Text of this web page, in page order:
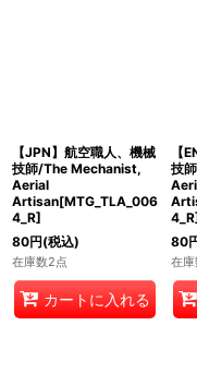
【JPN】航空職人、機械
技師/The Mechanist,
Aerial
Artisan[MTG_TLA_006
4_R]
80円(税込)
在庫数2点
カートに入れる
【
技
80
在